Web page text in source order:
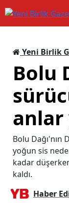
Yeni Birlik
Bolu
anlar
Bolu Dağı'nın
yoğun sis
kadar
kaldı.
Haber